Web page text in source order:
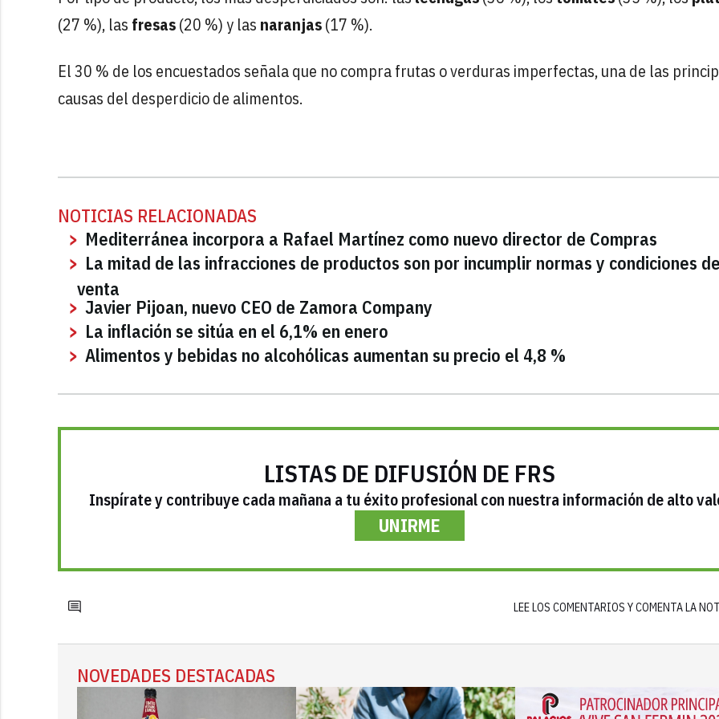
(27 %), las fresas(20 %) y las naranjas(17 %).
El 30 % de los encuestados señala que no compra frutas o verduras imperfectas, una de las
causas del desperdicio de alimentos.
NOTICIAS RELACIONADAS
Mediterránea incorpora a Rafael Martínez como nuevo director de Compras
La mitad de las infracciones de productos son por incumplir normas y condiciones de
venta
Javier Pijoan, nuevo CEO de Zamora Company
La inflación se sitúa en el 6,1% en enero
Alimentos y bebidas no alcohólicas aumentan su precio el 4,8 %
LISTAS DE DIFUSIÓN DE FRS
Inspírate y contribuye cada mañana a tu éxito profesional con nuestra información de alto
UNIRME
LEE LOS COMENTARIOS Y COMENTA LA
NOVEDADES DESTACADAS